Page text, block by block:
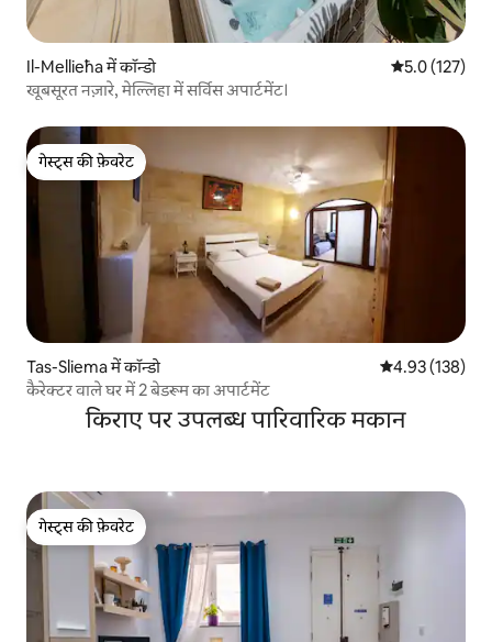
Il-Mellieħa में कॉन्डो औसत रेटिंग 5 में
5.0 (127)
खूबसूरत नज़ारे, मेल्लिहा में सर्विस अपार्टमेंट।
गेस्ट्स की फ़ेवरेट
गेस्ट्स की फ़ेवरेट
Tas-Sliema में कॉन्डो औसत रेटिंग 5 में से
4.93 (138)
कैरेक्टर वाले घर में 2 बेडरूम का अपार्टमेंट
किराए पर उपलब्ध पारिवारिक मकान
गेस्ट्स की फ़ेवरेट
गेस्ट्स की फ़ेवरेट